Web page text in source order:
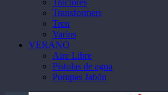
Tractores
Transformers
Tren
Varios
VERANO
Aire Libre
Pistolas de agua
Pompas Jabón